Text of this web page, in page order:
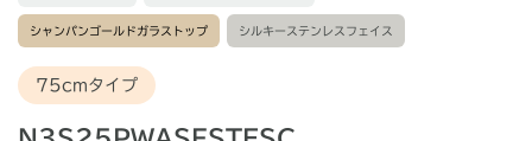
シャンパンゴールドガラストップ シルキーステンレスフェイス
75cmタイプ